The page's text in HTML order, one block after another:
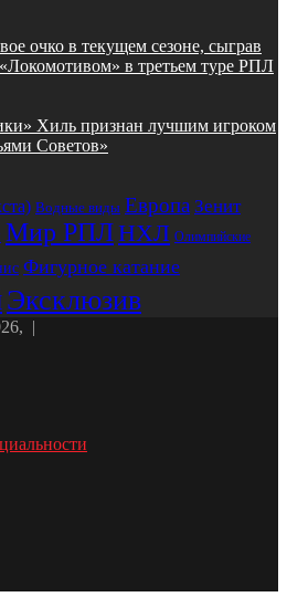
очко в текущем сезоне, сыграв
в третьем туре РПЛ
Хиль признан лучшим игроком
Советов»
Водные виды Европа Зенит
Мир РПЛНХЛ Олимпийские
Фигурное катание
Эксклюзив
|